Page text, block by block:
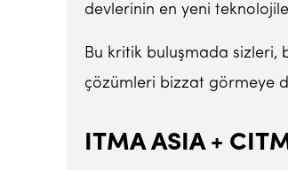
devlerinin en yeni
Bu kritik buluşmada sizleri,
çözümleri bizzat görmeye
ITMA ASIA +